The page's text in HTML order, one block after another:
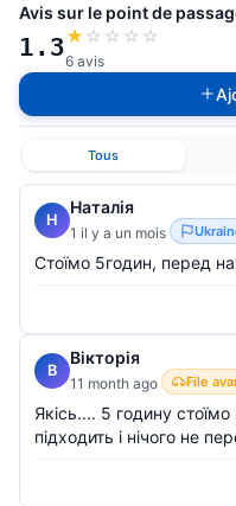
Avis sur le point de
1.3★ ☆ ☆ ☆ ☆
6 avis
Tous
Н
Наталія
1 il y a un mois
Стоїмо 5годин, перед
В
Вікторія
11 month ago File
Якісь.... 5 годину
підходить і нічого не